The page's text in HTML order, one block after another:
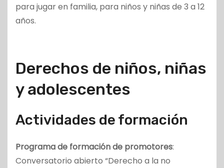
para jugar en familia, para niños y niñas de 3 a 12
años.
Derechos de niños, niñas
y adolescentes
Actividades de formación
Programa de formación de promotores:
Conversatorio abierto “Derecho a la no